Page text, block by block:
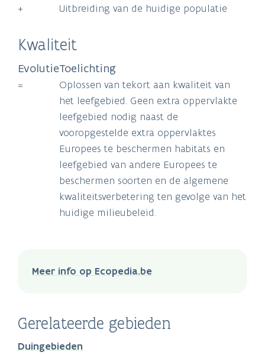
+ Uitbreiding van de huidige populatie
Kwaliteit
Evolutie
=
Toelichting
Oplossen van tekort aan kwaliteit van
het leefgebied. Geen extra oppervlakte
leefgebied nodig naast de
vooropgestelde extra oppervlaktes
Europees te beschermen habitats en
leefgebied van andere Europees te
beschermen soorten en de algemene
kwaliteitsverbetering ten gevolge van het
huidige milieubeleid.
Meer info op Ecopedia.be
Gerelateerde gebieden
Duingebieden